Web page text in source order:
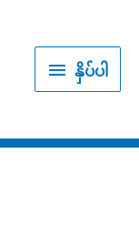
နှိပ် နှိပ်ပါ